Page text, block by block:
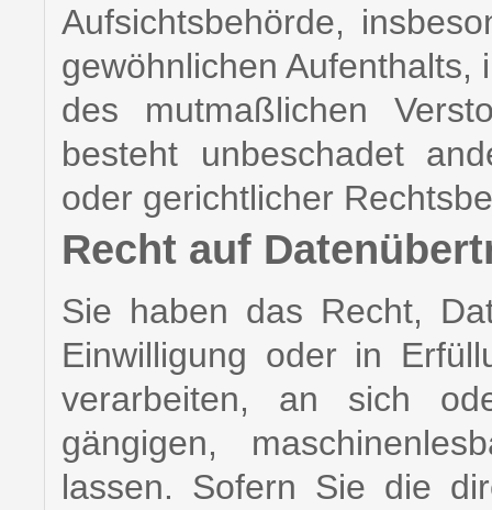
Aufsichtsbehörde,
gewöhnlichen Aufenthalts,
des mutmaßlichen
besteht unbeschadet
oder gerichtlicher
Recht auf
Sie haben das Recht,
Einwilligung oder in
verarbeiten, an sich
gängigen,
lassen. Sofern Sie die